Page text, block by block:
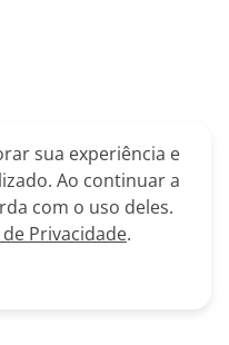
sua experiência e
Ao continuar a
com o uso deles.
Privacidade.